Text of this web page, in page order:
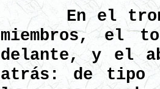
En el tronco
miembros, el
delante, y el
atrás: de tipo